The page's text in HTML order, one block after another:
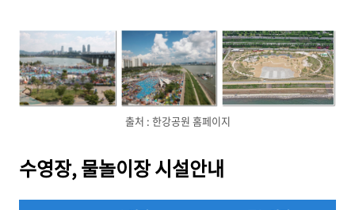
출처 : 한강공원 홈페이지
수영장, 물놀이장 시설안내